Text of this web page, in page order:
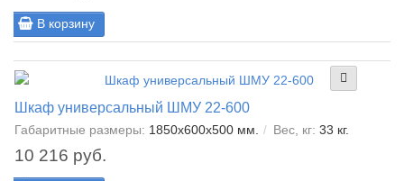
В корзину
Шкаф универсальный ШМУ 22-600
Габаритные размеры: 1850x600x500 мм. Вес, кг: 33 кг.
10 216 руб.